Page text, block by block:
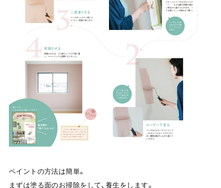
ペイントの方法は簡単。
まずは塗る面のお掃除をして、養生をします。